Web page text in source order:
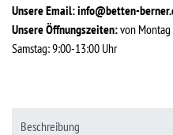
Unsere Email:info@betten-
Unsere Öffnungszeiten:von
Samstag: 9:00-13:00 Uhr
Beschreibung